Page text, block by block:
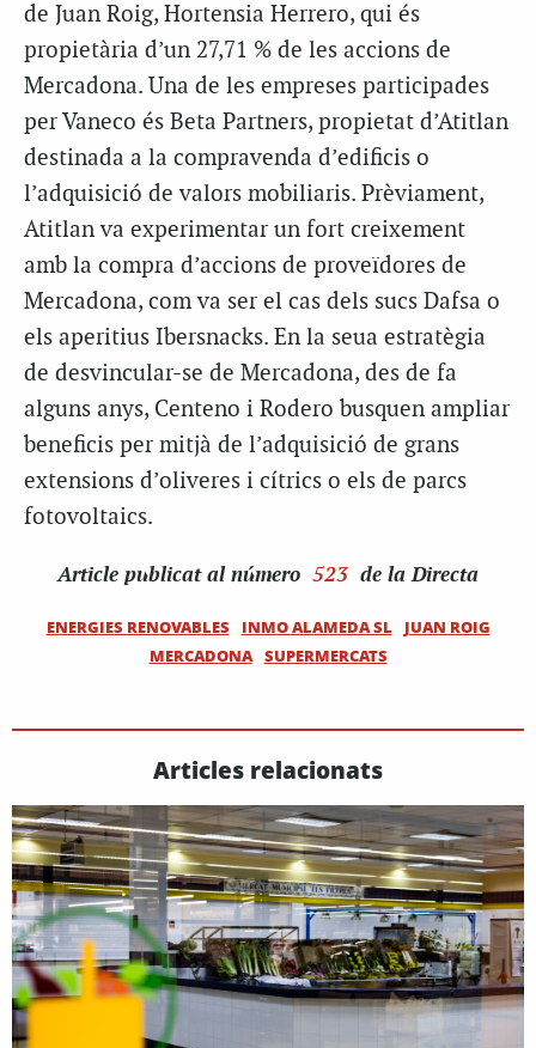
de Juan Roig, Hortensia Herrero, qui és
propietària d’un 27,71 % de les accions de
Mercadona. Una de les empreses participades
per Vaneco és Beta Partners, propietat d’Atitlan
destinada a la compravenda d’edificis o
l’adquisició de valors mobiliaris. Prèviament,
Atitlan va experimentar un fort creixement
amb la compra d’accions de proveïdores de
Mercadona, com va ser el cas dels sucs Dafsa o
els aperitius Ibersnacks. En la seua estratègia
de desvincular-se de Mercadona, des de fa
alguns anys, Centeno i Rodero busquen ampliar
beneficis per mitjà de l’adquisició de grans
extensions d’oliveres i cítrics o els de parcs
fotovoltaics.
Article publicat al número 523 de la Directa
ENERGIES RENOVABLES INMO ALAMEDA SL
JUAN ROIG
MERCADONA SUPERMERCATS
Articles relacionats